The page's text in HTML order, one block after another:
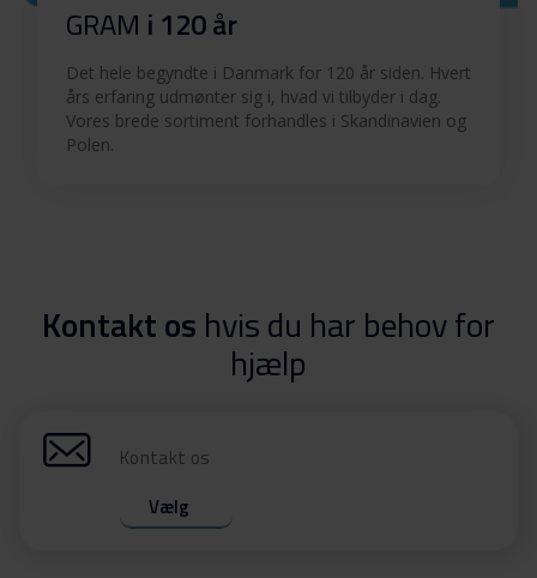
GRAM i 120 år
Det hele begyndte i Danmark for 120 år siden. Hvert
års erfaring udmønter sig i, hvad vi tilbyder i dag.
Vores brede sortiment forhandles i Skandinavien og
Polen.
Kontakt os hvis du har behov for
hjælp
Kontakt os
Vælg